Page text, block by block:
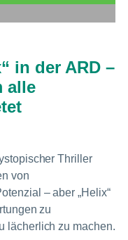
in der ARD –
alle
Thriller
von
– aber „Helix“
zu
lächerlich zu machen.